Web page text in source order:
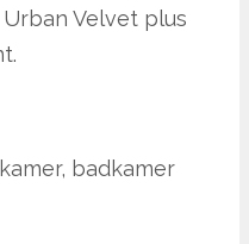
Velvet plus
badkamer